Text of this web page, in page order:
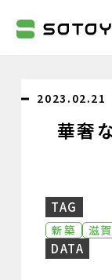
株式会社
2023.02.21
華奢
TAG
新築 滋
DATA